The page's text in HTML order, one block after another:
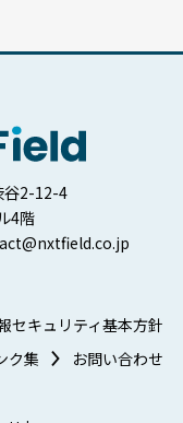
谷2-12-4
4階
セキュリティ基本方針
ク集 お問い合わせ